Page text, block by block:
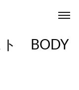
ト BODY